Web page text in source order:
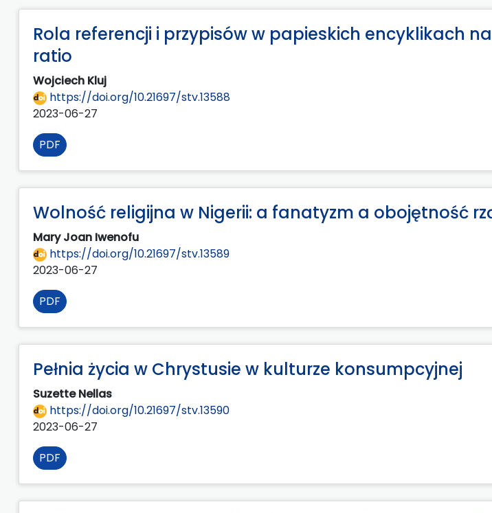
Rola referencji i przypisów w papieskich encyklikach
ratio
Wojciech Kluj
https://doi.org/10.21697/stv.13588
2023-06-27
PDF
Wolność religijna w Nigerii: a fanatyzm a obojętność
Mary Joan Iwenofu
https://doi.org/10.21697/stv.13589
2023-06-27
PDF
Pełnia życia w Chrystusie w kulturze konsumpcyjnej
Suzette Nellas
https://doi.org/10.21697/stv.13590
2023-06-27
PDF